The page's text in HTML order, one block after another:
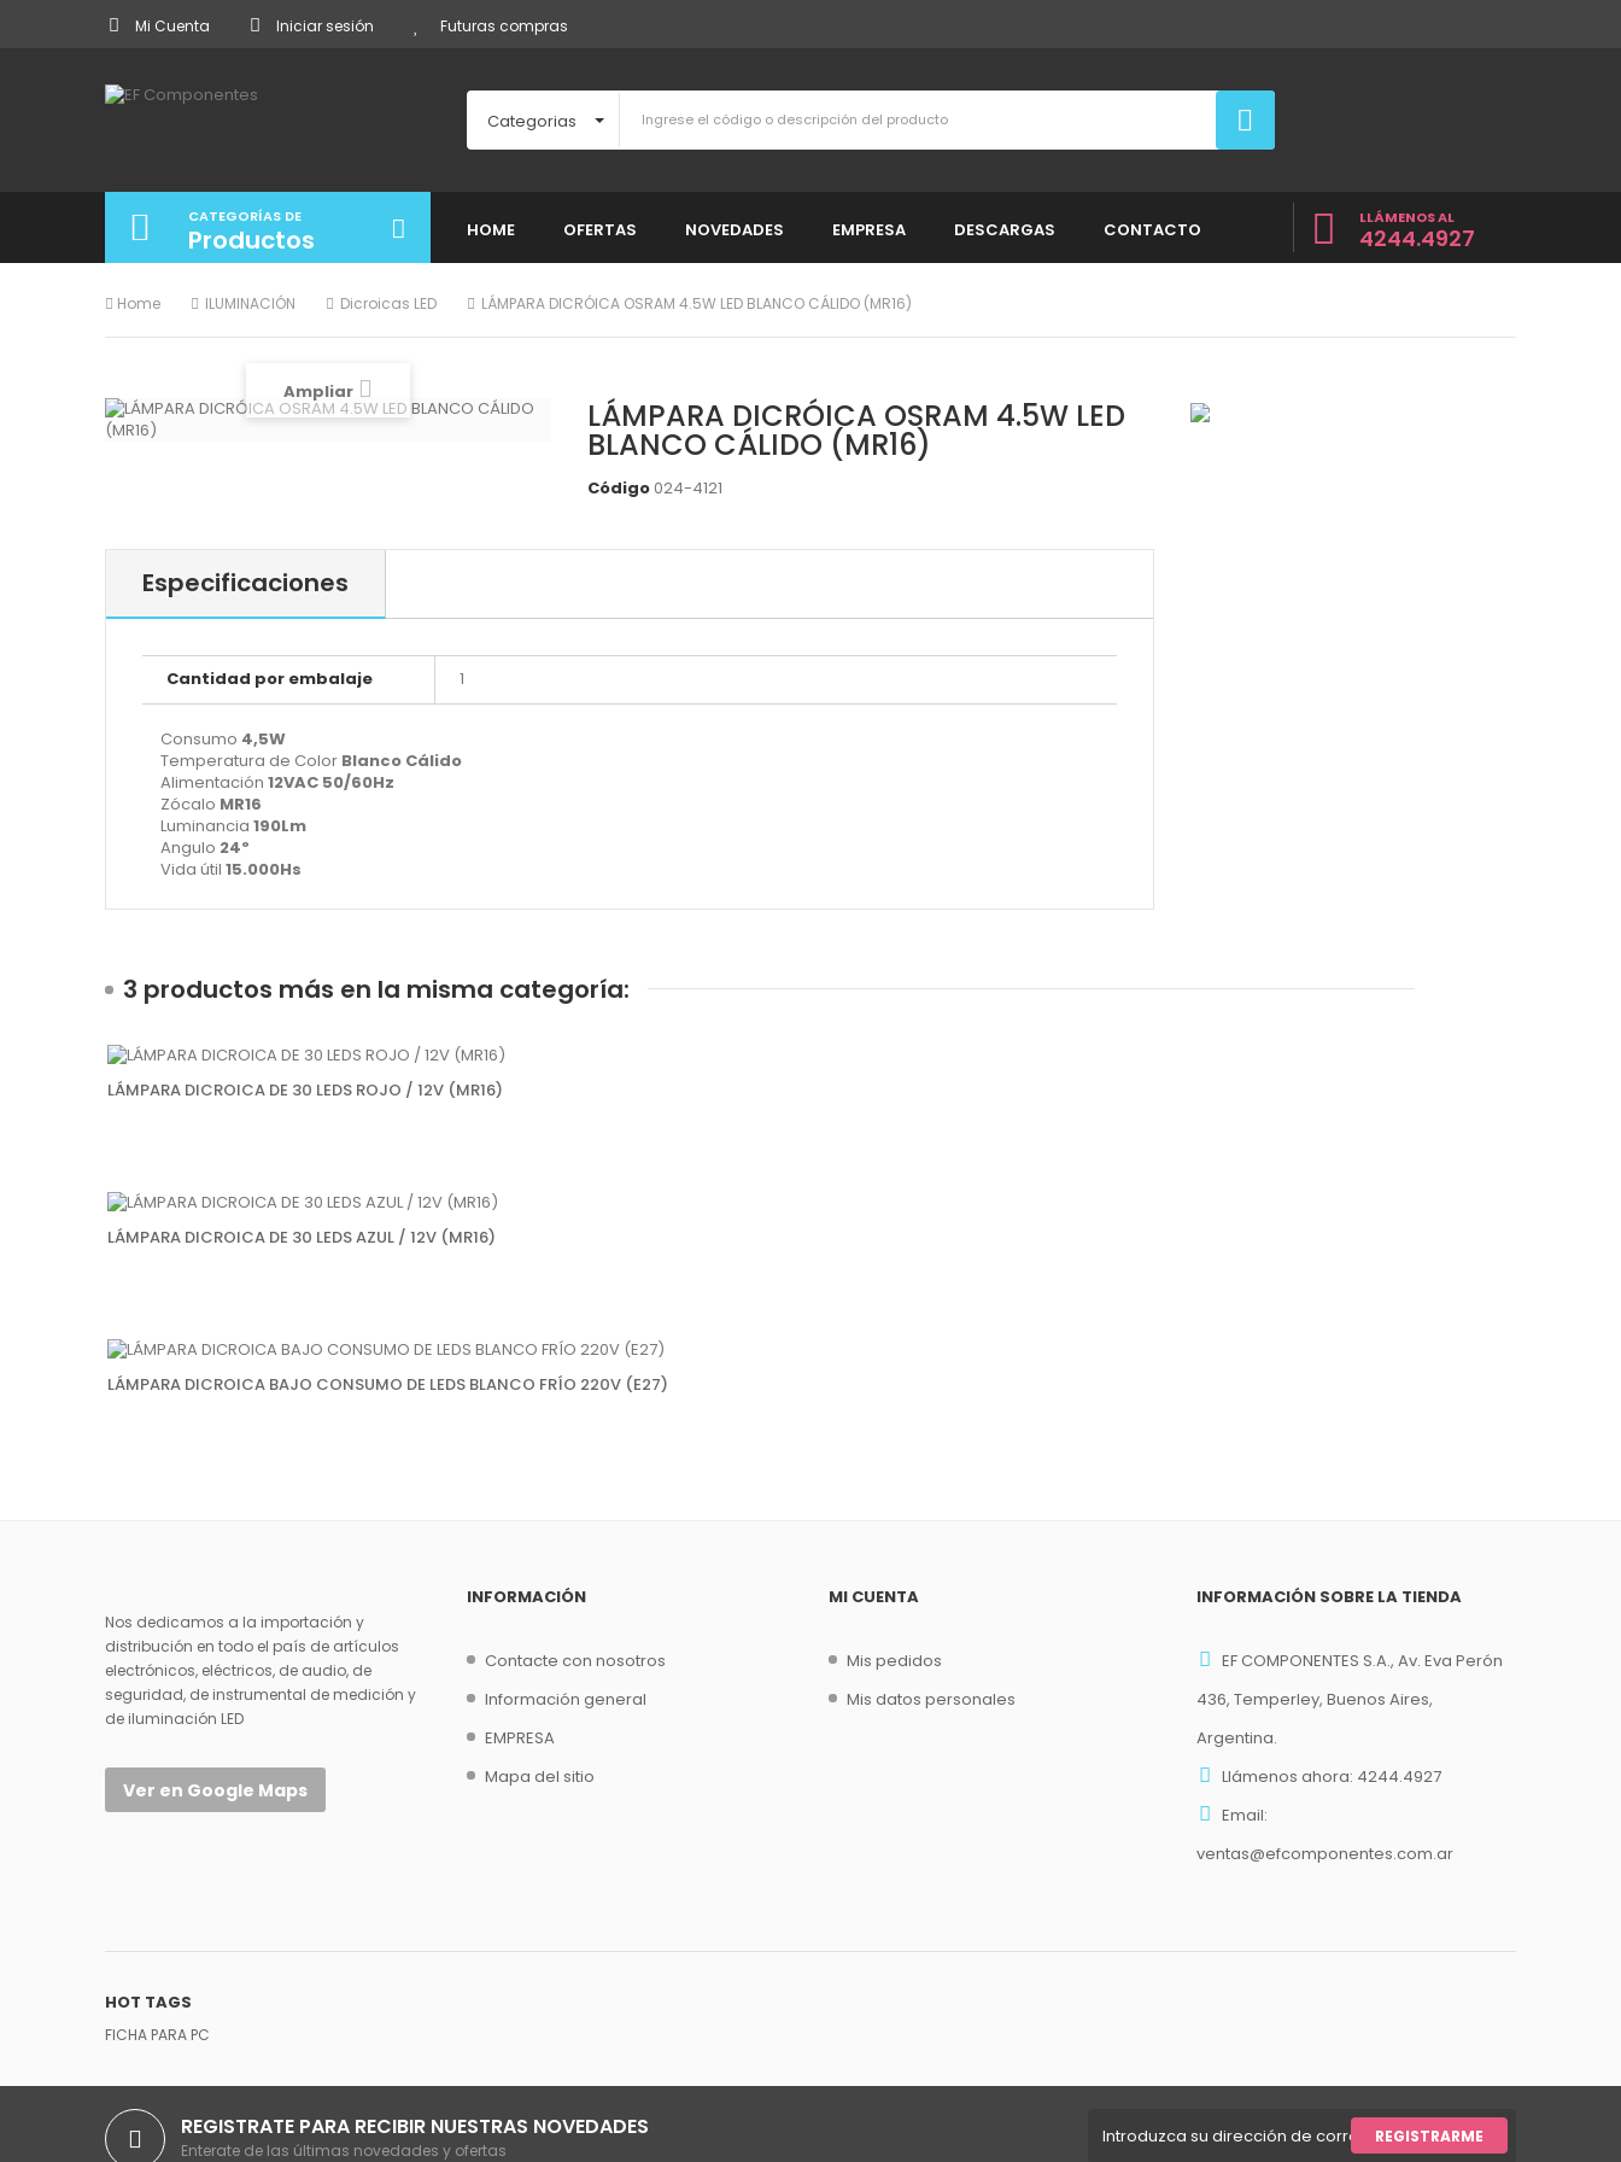
Mi Cuenta Iniciar sesión Futuras compras
Categorias
CATEGORÍAS DE
Productos HOME OFERTAS NOVEDADES EMPRESA DESCARGAS CONTACTO
LLÁMENOS AL
4244.4927
Home ILUMINACIÓN Dicroicas LED LÁMPARA DICRÓICA OSRAM 4.5W LED BLANCO CÁLIDO (MR16)
Ampliar
LÁMPARA DICRÓICA OSRAM 4.5W LED
BLANCO CÁLIDO (MR16)
Código 024-4121
Especificaciones
Cantidad por embalaje 1
Consumo 4,5W
Temperatura de Color Blanco Cálido
Alimentación 12VAC 50/60Hz
Zócalo MR16
Luminancia 190Lm
Angulo 24º
Vida útil 15.000Hs
3 productos más en la misma categoría:
LÁMPARA DICROICA DE 30 LEDS ROJO / 12V (MR16)
LÁMPARA DICROICA DE 30 LEDS AZUL / 12V (MR16)
LÁMPARA DICROICA BAJO CONSUMO DE LEDS BLANCO FRÍO 220V (E27)
Nos dedicamos a la importación y
distribución en todo el país de artículos
electrónicos, eléctricos, de audio, de
seguridad, de instrumental de medición y
de iluminación LED
Ver en Google Maps
INFORMACIÓN
Contacte con nosotros
Información general
EMPRESA
Mapa del sitio
MI CUENTA
Mis pedidos
Mis datos personales
INFORMACIÓN SOBRE LA TIENDA
EF COMPONENTES S.A., Av. Eva Perón
436, Temperley, Buenos Aires,
Argentina.
Llámenos ahora: 4244.4927
Email:
ventas@efcomponentes.com.ar
HOT TAGS
FICHA PARA PC
REGISTRATE PARA RECIBIR NUESTRAS NOVEDADES
Enterate de las últimas novedades y ofertas
REGISTRARME